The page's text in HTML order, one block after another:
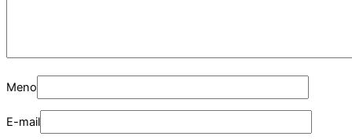
Meno
E-mail